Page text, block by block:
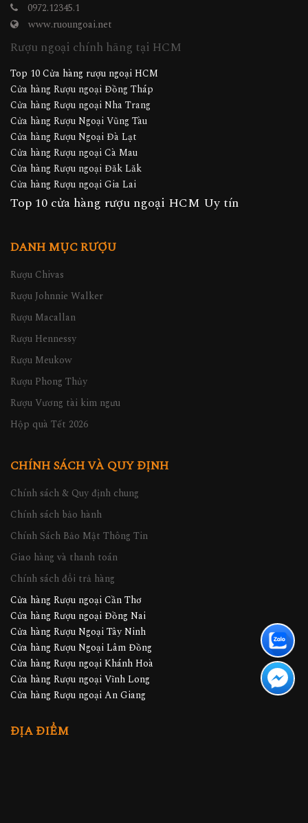
0972.12345.1
www.ruoungoai.net
Rượu ngoại chính hãng tại HCM
Top 10 Cửa hàng rượu ngoại HCM
Cửa hàng Rượu ngoại Đồng Tháp
Cửa hàng Rượu ngoại Nha Trang
Cửa hàng Rượu Ngoại Vũng Tàu
Cửa hàng Rượu Ngoại Đà Lạt
Cửa hàng Rượu ngoại Cà Mau
Cửa hàng Rượu ngoại Đăk Lăk
Cửa hàng Rượu ngoại Gia Lai
Top 10 cửa hàng rượu ngoại HCM Uy tín
DANH MỤC RƯỢU
Rượu Chivas
Rượu Johnnie Walker
Rượu Macallan
Rượu Hennessy
Rượu Meukow
Rượu Phong Thủy
Rượu Vương tài kim ngưu
Hộp quà Tết 2026
CHÍNH SÁCH VÀ QUY ĐỊNH
Chính sách & Quy định chung
Chính sách bảo hành
Chính Sách Bảo Mật Thông Tin
Giao hàng và thanh toán
Chính sách đổi trả hàng
Cửa hàng Rượu ngoại Cần Thơ
Cửa hàng Rượu ngoại Đồng Nai
Cửa hàng Rượu Ngoại Tây Ninh
Cửa hàng Rượu Ngoại Lâm Đồng
Cửa hàng Rượu ngoại Khánh Hoà
Cửa hàng Rượu ngoại Vĩnh Long
Cửa hàng Rượu ngoại An Giang
ĐỊA ĐIỂM